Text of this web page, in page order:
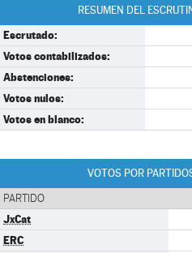
RESUMEN DEL
Escrutado:
Votos contabilizados:
Abstenciones:
Votos nulos:
Votos en blanco:
VOTOS POR
PARTIDO
JxCat
ERC